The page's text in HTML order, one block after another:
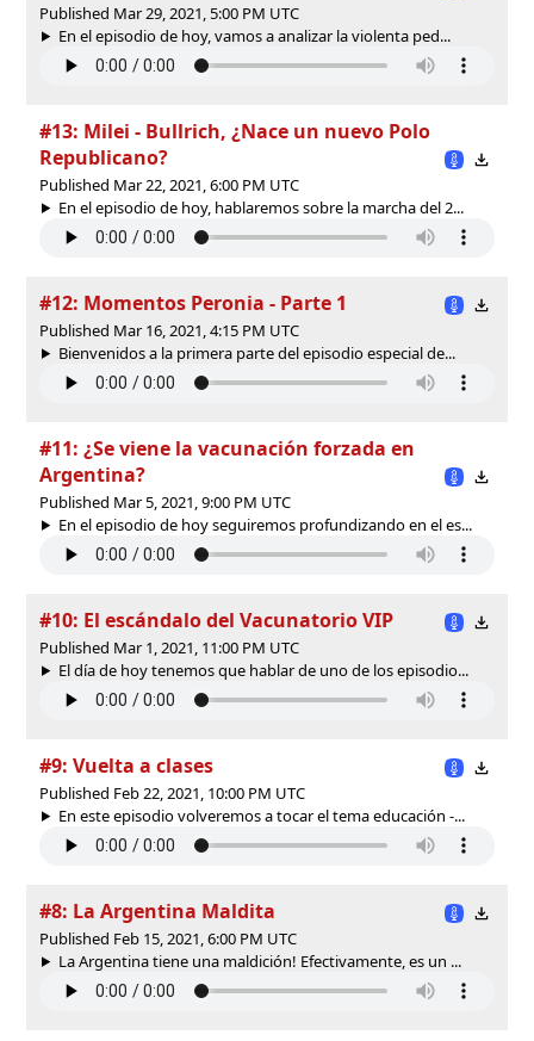
Published Mar 29, 2021, 5:00 PM UTC
En el episodio de hoy, vamos a analizar la violenta ped...
#13: Milei - Bullrich, ¿Nace un nuevo Polo
Republicano?
Published Mar 22, 2021, 6:00 PM UTC
En el episodio de hoy, hablaremos sobre la marcha del 2...
#12: Momentos Peronia - Parte 1
Published Mar 16, 2021, 4:15 PM UTC
Bienvenidos a la primera parte del episodio especial de...
#11: ¿Se viene la vacunación forzada en
Argentina?
Published Mar 5, 2021, 9:00 PM UTC
En el episodio de hoy seguiremos profundizando en el es...
#10: El escándalo del Vacunatorio VIP
Published Mar 1, 2021, 11:00 PM UTC
El día de hoy tenemos que hablar de uno de los episodio...
#9: Vuelta a clases
Published Feb 22, 2021, 10:00 PM UTC
En este episodio volveremos a tocar el tema educación -...
#8: La Argentina Maldita
Published Feb 15, 2021, 6:00 PM UTC
La Argentina tiene una maldición! Efectivamente, es un ...